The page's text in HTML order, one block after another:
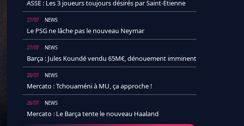
ASSE : Les 3 joueurs toujours désirés par Saint-Etienne
27/07 NEWS
Le PSG ne lâche pas le nouveau Neymar
27/07 NEWS
Barça : Jules Koundé vendu 65M€, dénouement imminent
26/07 NEWS
Mercato : Tchouaméni à MU, ça approche !
26/07 NEWS
Mercato : Le Barça tente le nouveau Haaland